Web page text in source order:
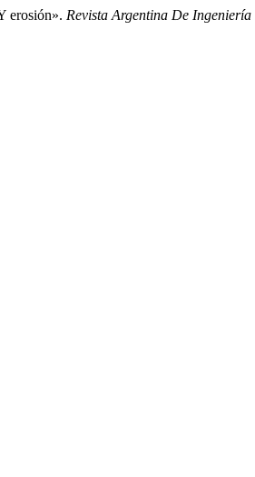
erosión». Revista Argentina De Ingeniería